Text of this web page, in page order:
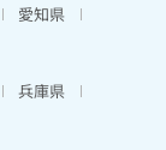
愛知県
兵庫県